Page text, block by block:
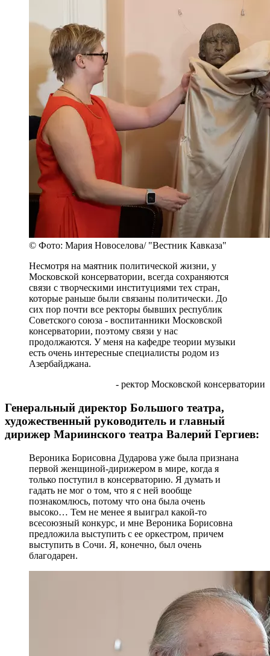
© Фото: Мария Новоселова/ "Вестник Кавказа"
Несмотря на маятник политической жизни, у
Московской консерватории, всегда сохраняются
связи с творческими институциями тех стран,
которые раньше были связаны политически. До
сих пор почти все ректоры бывших республик
Советского союза - воспитанники Московской
консерватории, поэтому связи у нас
продолжаются. У меня на кафедре теории музыки
есть очень интересные специалисты родом из
Азербайджана.
- ректор Московской консерватории
Генеральный директор Большого театра,
художественный руководитель и главный
дирижер Мариинского театра Валерий Гергиев:
Вероника Борисовна Дударова уже была признана
первой женщиной-дирижером в мире, когда я
только поступил в консерваторию. Я думать и
гадать не мог о том, что я с ней вообще
познакомлюсь, потому что она была очень
высоко… Тем не менее я выиграл какой-то
всесоюзный конкурс, и мне Вероника Борисовна
предложила выступить с ее оркестром, причем
выступить в Сочи. Я, конечно, был очень
благодарен.